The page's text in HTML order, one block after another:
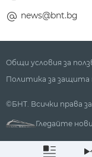
news@bnt.bg
Общи условия за
Политика за защита
©БНТ. Всички права
Гледайте